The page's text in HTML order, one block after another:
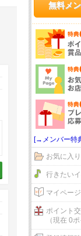
無料メ
[→メンバー特
お気に入り
行きたい
マイページ
ポイント
（現在 0